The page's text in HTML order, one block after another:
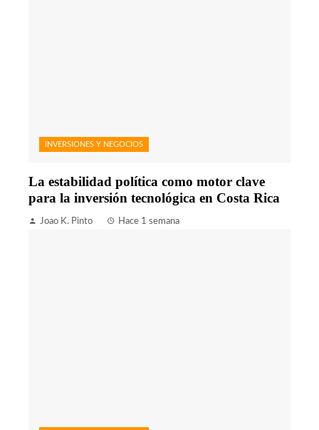
INVERSIONES Y NEGOCIOS
La estabilidad política como motor clave
para la inversión tecnológica en Costa Rica
Joao K. Pinto Hace 1 semana